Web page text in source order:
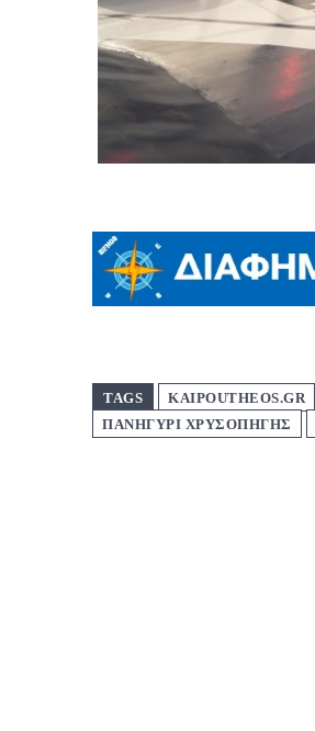
TAGS KAIPOUTHEOS.GR
ΠΑΝΗΓΎΡΙ ΧΡΥΣΟΠΗΓΉΣ